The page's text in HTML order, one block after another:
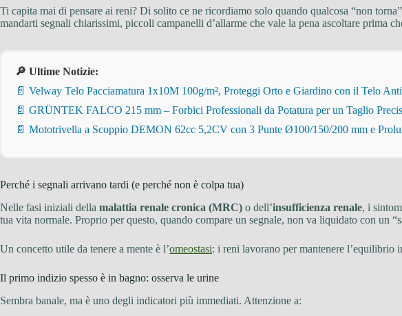
Ti capita mai di pensare ai reni? Di solito ce ne ricordiamo solo quando qualcosa “non
mandarti segnali chiarissimi, piccoli campanelli d’allarme che vale la pena ascoltare prima
🔎 Ultime Notizie:
📄 Velway Telo Pacciamatura 1x10M 100g/m², Proteggi Orto e Giardino con il Telo
📄 GRÜNTEK FALCO 215 mm – Forbici Professionali da Potatura per un Taglio
📄 Mototrivella a Scoppio DEMON 62cc 5,2CV con 3 Punte Ø100/150/200 mm e
Perché i segnali arrivano tardi (e perché non è colpa tua)
Nelle fasi iniziali della malattia renale cronica (MRC) o dell’insufficienza renale, i
tua vita normale. Proprio per questo, quando compare un segnale, non va liquidato con un
Un concetto utile da tenere a mente è l’omeostasi: i reni lavorano per mantenere l’equilibrio
Il primo indizio spesso è in bagno: osserva le urine
Sembra banale, ma è uno degli indicatori più immediati. Attenzione a: